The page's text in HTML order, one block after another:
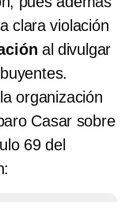
clara violación
al divulgar
organización
Casar sobre
69 del